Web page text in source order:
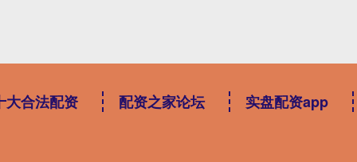
大合法配资 配资之家论坛 实盘配资app